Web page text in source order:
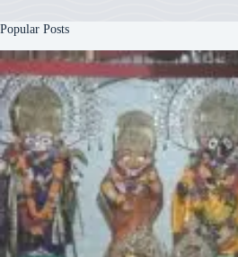
Popular Posts